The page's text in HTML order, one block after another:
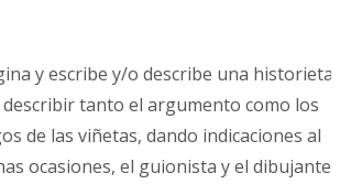
y escribe y/o describe una historieta,
describir tanto el argumento como los
de las viñetas, dando indicaciones al
ocasiones, el guionista y el dibujante